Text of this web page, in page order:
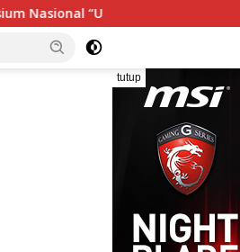
Nasional dan
tutup